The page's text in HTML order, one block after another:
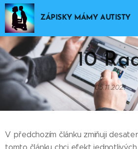
ZÁPISKY MÁMY AUTISTY
10
05.11.2021
V předchozím článku zmiňuji